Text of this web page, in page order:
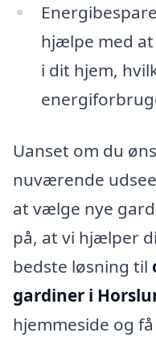
hjælpe med
i dit hjem,
Uanset om du
nuværende
at vælge nye
på, at vi hjælper
bedste løsning til
gardiner i
hjemmeside og